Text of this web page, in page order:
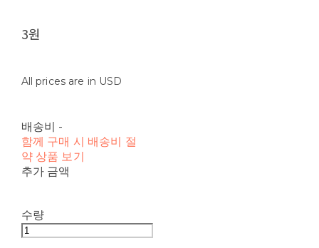
3원
All prices are in USD
배송비 -
함께 구매 시 배송비 절
약 상품 보기
추가 금액
수량